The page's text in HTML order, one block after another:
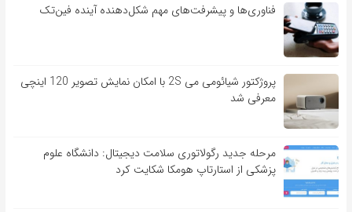
فناوری‌ها و پیشرفت‌های مهم شکل‌دهنده آینده فین‌تک
پروژکتور شیائومی می 2S با امکان نمایش تصویر 120 اینچی
معرفی شد
مرحله جدید رگولاتوری سلامت دیجیتال: دانشگاه علوم
پزشکی از استارتاپ هومکا شکایت کرد